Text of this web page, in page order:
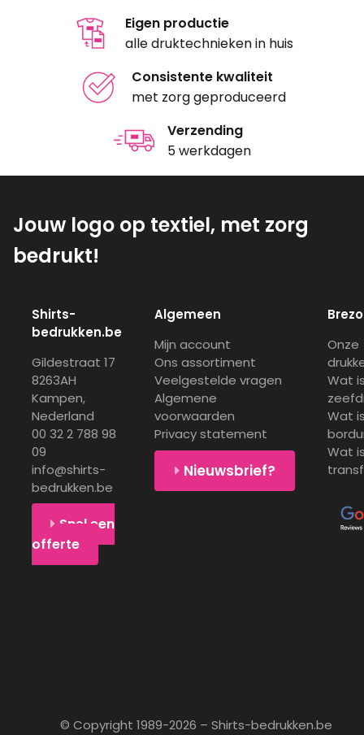
Eigen productie
alle druktechnieken in huis
Consistente kwaliteit
met zorg geproduceerd
Verzending
5 werkdagen
Jouw logo op textiel, met zorg
bedrukt!
Shirts-
bedrukken.be
Gildestraat 17
8263AH
Kampen,
Nederland
00 32 2 788 98
09
info@shirts-
bedrukken.be
Snel een
offerte
Algemeen
Mijn account
Ons assortiment
Veelgestelde vragen
Algemene
voorwaarden
Privacy statement
Nieuwsbrief?
Onze
Wat
Wat
Wat
© Copyright 1989-2026 – Shirts-bedrukken.be